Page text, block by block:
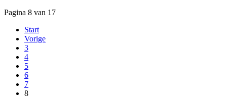
Pagina 8 van 17
Start
Vorige
3
4
5
6
7
8